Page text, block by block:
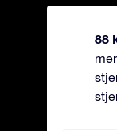
88